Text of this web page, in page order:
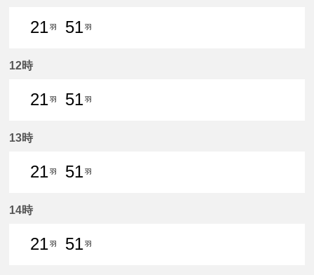
21羽
51羽
12時
21羽
51羽
13時
21羽
51羽
14時
21羽
51羽